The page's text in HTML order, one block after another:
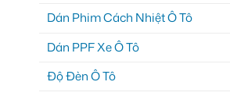
Dán Phim Cách Nhiệt Ô Tô
Dán PPF Xe Ô Tô
Độ Đèn Ô Tô